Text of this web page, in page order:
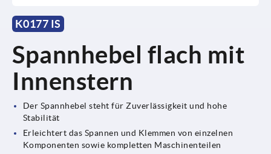
K0177 IS
Spannhebel flach mit
Innenstern
Der Spannhebel steht für Zuverlässigkeit und hohe
Stabilität
Erleichtert das Spannen und Klemmen von einzelnen
Komponenten sowie kompletten Maschinenteilen